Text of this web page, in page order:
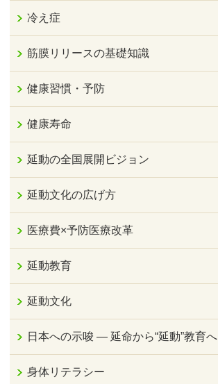
冷え症
筋膜リリースの基礎知識
健康習慣・予防
健康寿命
延動の全国展開ビジョン
延動文化の広げ方
医療費×予防医療改革
延動教育
延動文化
日本への示唆 ― 延命から“延動”教育へ
身体リテラシー